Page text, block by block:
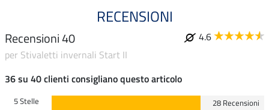
RECENSIONI
Recensioni 40
4.6
per Stivaletti invernali Start II
36 su 40 clienti consigliano questo articolo
5 Stelle
28 Recensioni